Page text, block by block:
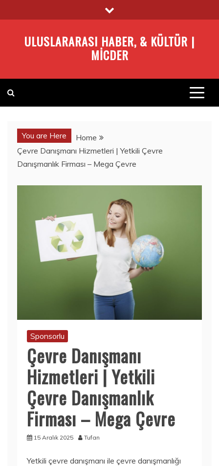
to
ULUSLARARASI HABER, & KÜLTÜR |
MICDER
You are Here
Home
Çevre Danışmanı Hizmetleri | Yetkili Çevre
Danışmanlık Firması – Mega Çevre
Sponsorlu
Çevre Danışmanı
Hizmetleri | Yetkili
Çevre Danışmanlık
Firması – Mega Çevre
15 Aralık 2025 Tufan
Yetkili çevre danışmanı ile çevre danışmanlığı